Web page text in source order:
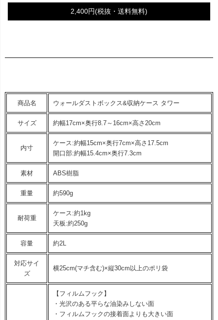
2,400円(税抜・送料無料)
商品名 ウォールダストボックス&収納ケース タワー
サイズ 約幅17cm×奥行8.7～16cm×高さ20cm
内寸
ケース:約幅15cm×奥行7cm×高さ17.5cm
開口部:約幅15.4cm×奥行7.3cm
素材 ABS樹脂
重量 約590g
耐荷重
ケース:約1kg
天板:約250g
容量 約2L
対応サイ
ズ
横25cm(マチ含む)×縦30cm以上のポリ袋
【フィルムフック】
・光沢のある平らな油染みしない面
・フィルムフックの接着面よりも大きい面